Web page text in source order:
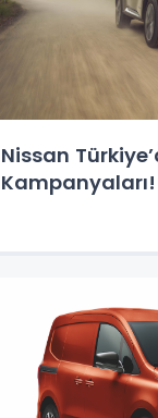
Nissan
Kampanyaları!